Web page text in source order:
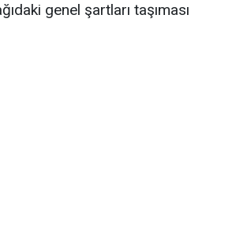
genel şartları taşıması